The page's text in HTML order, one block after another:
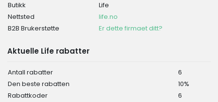
Butikk
Life
Nettsted
life.no
B2B Brukerstøtte
Er dette firmaet ditt?
Aktuelle Life rabatter
Antall rabatter
6
Den beste rabatten
10%
Rabattkoder
6